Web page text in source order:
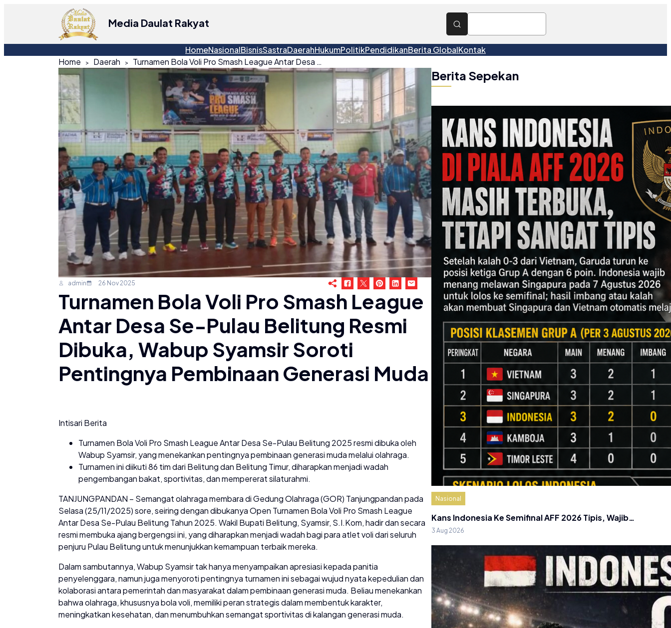
Media Daulat Rakyat
HomeNasionalBisnisSastraDaerahHukumPolitikPendidikanBerita GlobalKontak
Home
Daerah Turnamen Bola Voli Pro Smash League Antar Desa Se-Pulau Belitung Resmi Dibuka, Wabup Syamsir Soroti Pentingnya Pembinaan Generasi Muda
admin 26 Nov 2025
Turnamen Bola Voli Pro Smash League
Antar Desa Se-Pulau Belitung Resmi
Dibuka, Wabup Syamsir Soroti
Pentingnya Pembinaan Generasi Muda
Intisari Berita
Turnamen Bola Voli Pro Smash League Antar Desa Se-Pulau Belitung 2025 resmi dibuka oleh
Wabup Syamsir, yang menekankan pentingnya pembinaan generasi muda melalui olahraga.
Turnamen ini diikuti 86 tim dari Belitung dan Belitung Timur, diharapkan menjadi wadah
pengembangan bakat, sportivitas, dan mempererat silaturahmi.
TANJUNGPANDAN – Semangat olahraga membara di Gedung Olahraga (GOR) Tanjungpandan pada
Selasa (25/11/2025) sore, seiring dengan dibukanya Open Turnamen Bola Voli Pro Smash League
Antar Desa Se-Pulau Belitung Tahun 2025. Wakil Bupati Belitung, Syamsir, S.I.Kom, hadir dan secara
resmi membuka ajang bergengsi ini, yang diharapkan menjadi wadah bagi para atlet voli dari seluruh
penjuru Pulau Belitung untuk menunjukkan kemampuan terbaik mereka.
Dalam sambutannya, Wabup Syamsir tak hanya menyampaikan apresiasi kepada panitia
penyelenggara, namun juga menyoroti pentingnya turnamen ini sebagai wujud nyata kepedulian dan
kolaborasi antara pemerintah dan masyarakat dalam pembinaan generasi muda. Beliau menekankan
bahwa olahraga, khususnya bola voli, memiliki peran strategis dalam membentuk karakter,
meningkatkan kesehatan, dan menumbuhkan semangat sportivitas di kalangan generasi muda.
Berita Sepekan
Nasional
Kans Indonesia Ke Semifinal AFF 2026 Tipis, Wajib…
3 Aug 2026